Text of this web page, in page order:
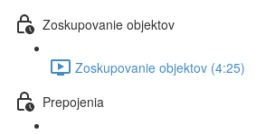
Zoskupovanie objektov
Zoskupovanie objektov (4:25)
Prepojenia